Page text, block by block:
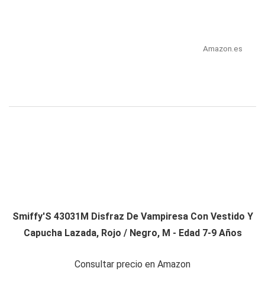
Amazon.es
Smiffy'S 43031M Disfraz De Vampiresa Con Vestido Y
Capucha Lazada, Rojo / Negro, M - Edad 7-9 Años
Consultar precio en Amazon